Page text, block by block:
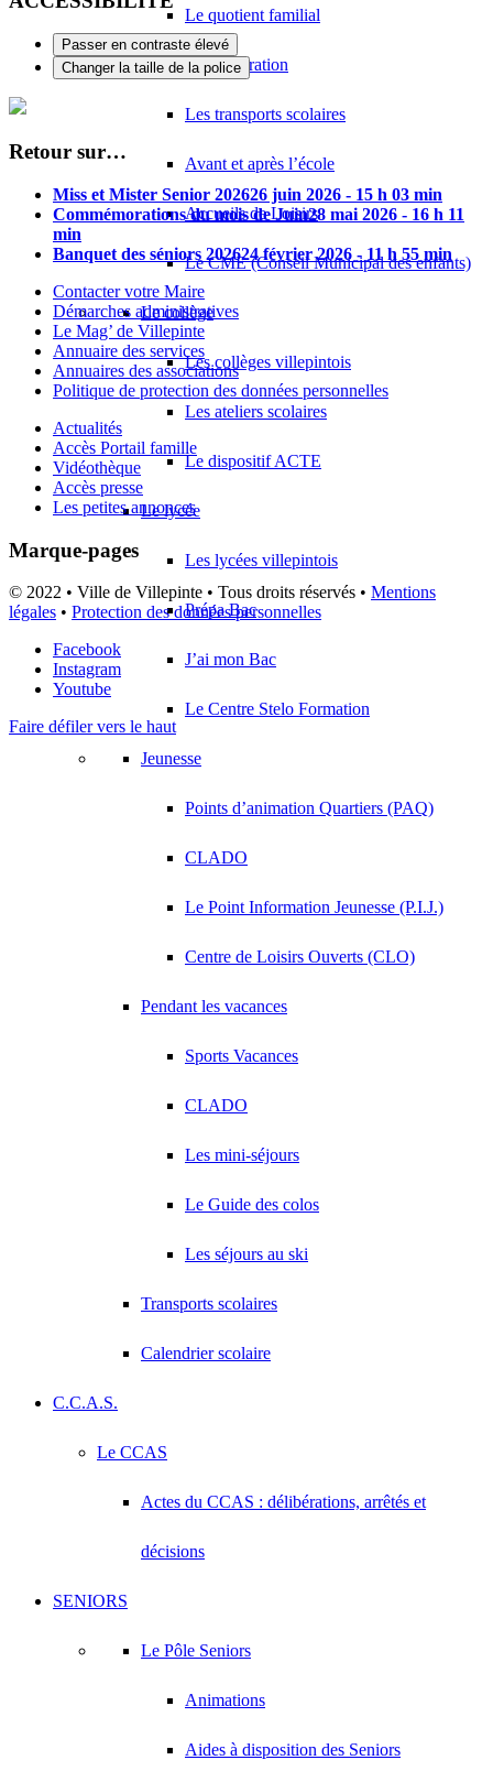
Le quotient familial
La restauration
Les transports scolaires
Avant et après l’école
Accueils de Loisirs
Le CME (Conseil Municipal des enfants)
Le collège
Les collèges villepintois
Les ateliers scolaires
Le dispositif ACTE
Le lycée
Les lycées villepintois
Prépa Bac
J’ai mon Bac
Le Centre Stelo Formation
Jeunesse
Points d’animation Quartiers (PAQ)
CLADO
Le Point Information Jeunesse (P.I.J.)
Centre de Loisirs Ouverts (CLO)
Pendant les vacances
Sports Vacances
CLADO
Les mini-séjours
Le Guide des colos
Les séjours au ski
Transports scolaires
Calendrier scolaire
C.C.A.S.
Le CCAS
Actes du CCAS : délibérations, arrêtés et
décisions
SENIORS
Le Pôle Seniors
Animations
Aides à disposition des Seniors
Passer en contraste élevé
Changer la taille de la police
Retour sur…
Miss et Mister Senior 202626 juin 2026 - 15 h 03 min
Commémorations du mois de Juin28 mai 2026 - 16 h 11
min
Banquet des séniors 202624 février 2026 - 11 h 55 min
Contacter votre Maire
Démarches administratives
Le Mag’ de Villepinte
Annuaire des services
Annuaires des associations
Politique de protection des données personnelles
Actualités
Accès Portail famille
Vidéothèque
Accès presse
Les petites annonces
Marque-pages
© 2022 • Ville de Villepinte • Tous droits réservés • Mentions
légales • Protection des données personnelles
Facebook
Instagram
Youtube
Faire défiler vers le haut